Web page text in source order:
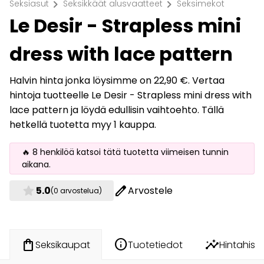
Seksiasut chevron_right Seksikkäät alusvaatteet chevron_right Seksimekot
Le Desir - Strapless mini
dress with lace pattern
Halvin hinta jonka löysimme on 22,90 €. Vertaa
hintoja tuotteelle Le Desir - Strapless mini dress with
lace pattern ja löydä edullisin vaihtoehto. Tällä
hetkellä tuotetta myy 1 kauppa.
🔥 8 henkilöä katsoi tätä tuotetta viimeisen tunnin
aikana.
star 5.0(0 arvostelua) editArvostele
shopping_bagSeksikaupat infoTuotetiedot insights